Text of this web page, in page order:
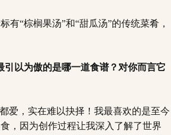
引以为傲的是哪一道食谱？对你而言它
爱，实在难以抉择！我最喜欢的是至今
，因为创作过程让我深入了解了世界